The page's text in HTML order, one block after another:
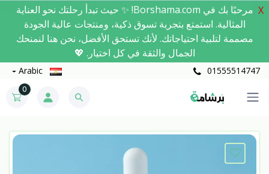
مرحبًا بك في Borshama.com! ✨ حيث تبدأ رحلتك نحو العناية
المثالية. استمتع بتجربة تسوق ذكية، ومنتجات عالية الجودة
مصممة لتلبية احتياجاتك. لأنك تستحق الأفضل، نحن هنا لنمنحك
الجمال والثقة في كل اختيار. 💖
X
01555514747
0